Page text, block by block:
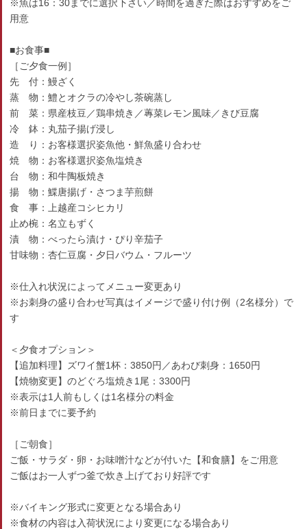
※魚は16：30までに選択下さい／時間を過ぎた際はおすすめをご
用意
■お食事■
［ご夕食一例］
先 付：鰻ざく
蒸 物：鱧とオクラの冷やし茶碗蒸し
前 菜：県産枝豆／鶏串焼き／蓴菜レモン風味／きび豆腐
冷 鉢：丸茄子揚げ浸し
造 り：お客様選択姿魚他・鮮魚盛り合わせ
焼 物：お客様選択姿魚塩焼き
台 物：和牛陶板焼き
揚 物：鰈唐揚げ・さつま芋煎餅
食 事：上越産コシヒカリ
止め椀：名立もずく
漬 物：べったら漬け・ぴり辛茄子
甘味物：杏仁豆腐・夕日バウム・フルーツ
※仕入れ状況によってメニュー変更あり
※お刺身の盛り合わせ写真はイメージで盛り付け例（2名様分）で
す
＜夕食オプション＞
【追加料理】ズワイ蟹1杯：3850円／あわび刺身：1650円
【焼物変更】のどぐろ塩焼き1尾：3300円
※表示は1人前もしくは1名様分の料金
※前日までに要予約
［ご朝食］
ご飯・サラダ・卵・お味噌汁などが付いた【和食膳】をご用意
ご飯はお一人ずつ釜で炊き上げており好評です
※バイキング形式に変更となる場合あり
※食材の内容は入荷状況により変更になる場合あり